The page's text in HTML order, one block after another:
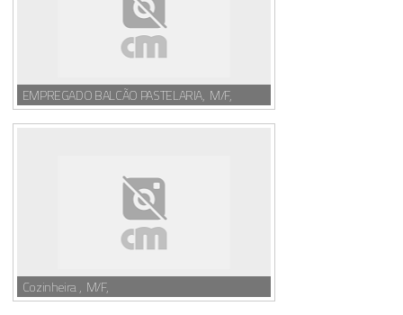
EMPREGADO BALCÃO PASTELARIA, M/F,
Cozinheira , M/F,